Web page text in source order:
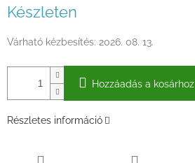
Készleten
Várható kézbesítés: 2026. 08. 13.
Hozzáadás a kosárhoz
Részletes információ